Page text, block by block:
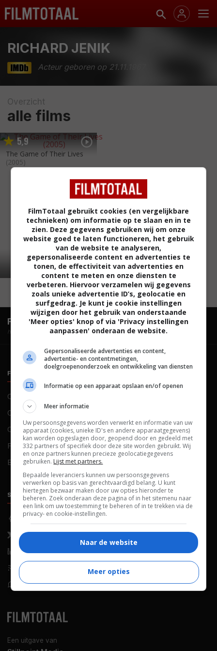
RICHARD JENIK
Acteur geboren op 21.11.1967
Overzicht
alle films
5,9
The Game of Their Lives
(2005)
FilmTotaal.Hét online filmoverzicht.
hosted by
Een uitgave van
FILMTOTAAL
Contact
Over ons
Colofon
FAQ
Blog
Cookies
Cookievoorkeuren
SOCIALS
Facebook
X (Twitter)
LinkedIn
RSS-feed
WhatsApp
ONTDEKKEN
Nieuws
Netflix
Films op tv
Bioscoop
FilmTotaal gebruikt cookies (en vergelijkbare
technieken) om informatie op te slaan en in te
zien. Deze gegevens gebruiken wij om onze
website goed te laten functioneren, het gebruik
van de website te analyseren,
gepersonaliseerde content en advertenties te
tonen, de effectiviteit van advertenties en
content te meten en onze diensten te
verbeteren. Hiervoor verzamelen wij gegevens
zoals unieke advertentie ID’s, geolocatie en
surfgedrag. Je kunt je cookie instellingen
wijzigen door het gebruik van onderstaande
'Meer opties' knop of via 'Privacy instellingen
aanpassen' onderaan de website.
Gepersonaliseerde advertenties en content,
advertentie- en contentmetingen,
doelgroepenonderzoek en ontwikkeling van diensten
Informatie op een apparaat opslaan en/of openen
Meer informatie
Uw persoonsgegevens worden verwerkt en informatie van uw
apparaat (cookies, unieke ID's en andere apparaatgegevens)
kan worden opgeslagen door, geopend door en gedeeld met
332 partners of specifiek door deze site worden gebruikt. Wij
en onze partners kunnen precieze geolocatiegegevens
gebruiken. Lijst met partners.
Bepaalde leveranciers kunnen uw persoonsgegevens
verwerken op basis van gerechtvaardigd belang. U kunt
hiertegen bezwaar maken door uw opties hieronder te
beheren. Zoek onderaan deze pagina of in het sitemenu naar
een link om uw toestemming te beheren of in te trekken via de
privacy- en cookie-instellingen.
Naar de website
Meer opties